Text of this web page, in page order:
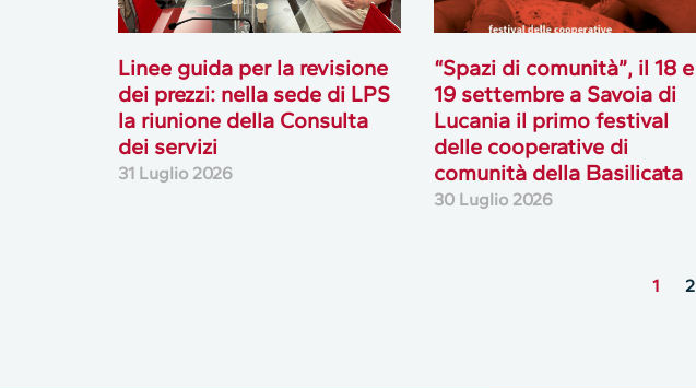
Linee guida per la revisione
dei prezzi: nella sede di LPS
la riunione della Consulta
dei servizi
31 Luglio 2026
“Spazi di comunità”, il 18 e
19 settembre a Savoia di
Lucania il primo festival
delle cooperative di
comunità della Basilicata
30 Luglio 2026
1 2